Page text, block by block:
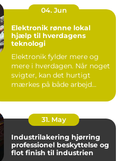
04. Jun
Elektronik rønne lokal
hjælp til hverdagens
teknologi
Elektronik fylder mere og
mere i hverdagen. Når noget
svigter, kan det hurtigt
mærkes på både arbejd...
31. May
Industrilakering hjørring
professionel beskyttelse og
flot finish til industrien